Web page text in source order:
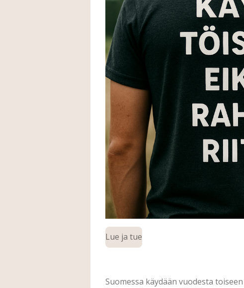
Lue ja tue
Suomessa käydään vuodesta